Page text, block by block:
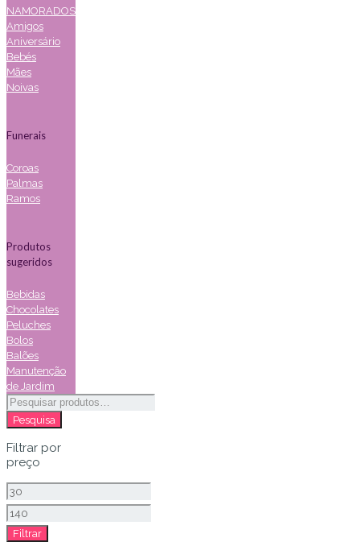
NAMORADOS
Amigos
Aniversário
Bebés
Mães
Noivas
Funerais
Coroas
Palmas
Ramos
Produtos
sugeridos
Bebidas
Chocolates
Peluches
Bolos
Balões
Manutenção
de Jardim
Pesquisar
por:
Pesquisa
Filtrar por
preço
Preço
mínimo
Preço
máximo
Filtrar